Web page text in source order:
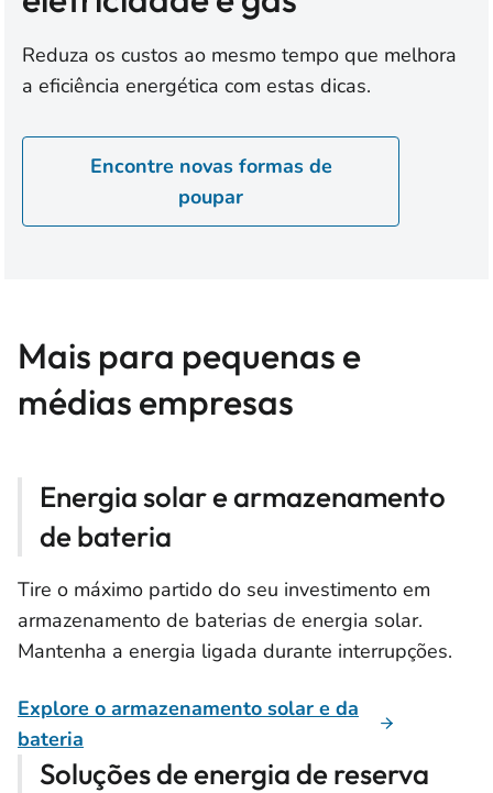
Reduza os custos ao mesmo tempo que melhora
a eficiência energética com estas dicas.
Encontre novas formas de
poupar
Mais para pequenas e
médias empresas
Energia solar e armazenamento
de bateria
Tire o máximo partido do seu investimento em
armazenamento de baterias de energia solar.
Mantenha a energia ligada durante interrupções.
Explore o armazenamento solar e da
bateria
Soluções de energia de reserva